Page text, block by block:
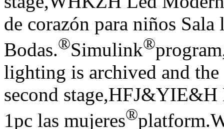
de corazón para niños
Bodas.®Simulink®
lighting is archived and
second stage,HFJ&YIE&H
1pc las mujeres®